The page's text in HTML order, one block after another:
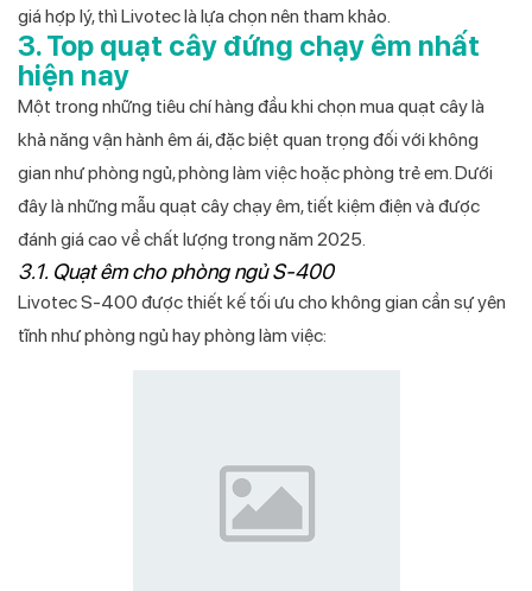
giá hợp lý, thì Livotec là lựa chọn nên tham khảo.
3. Top quạt cây đứng chạy êm nhất
hiện nay
Một trong những tiêu chí hàng đầu khi chọn mua quạt cây là
khả năng vận hành êm ái, đặc biệt quan trọng đối với không
gian như phòng ngủ, phòng làm việc hoặc phòng trẻ em. Dưới
đây là những mẫu quạt cây chạy êm, tiết kiệm điện và được
đánh giá cao về chất lượng trong năm 2025.
3.1. Quạt êm cho phòng ngủ S-400
Livotec S‑400 được thiết kế tối ưu cho không gian cần sự yên
tĩnh như phòng ngủ hay phòng làm việc: